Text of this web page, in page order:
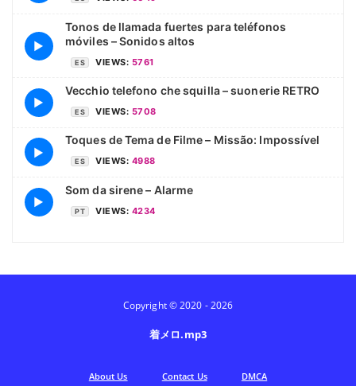
▶
Tonos de llamada fuertes para teléfonos
móviles – Sonidos altos
ES VIEWS: 5761
▶
Vecchio telefono che squilla – suonerie RETRO
ES VIEWS: 5708
▶
Toques de Tema de Filme – Missão: Impossível
ES VIEWS: 4988
▶
Som da sirene – Alarme
PT VIEWS: 4234
Copyright © 2020 - 2026
着メロ.mp3
Аbout Us Contact Us DMCA